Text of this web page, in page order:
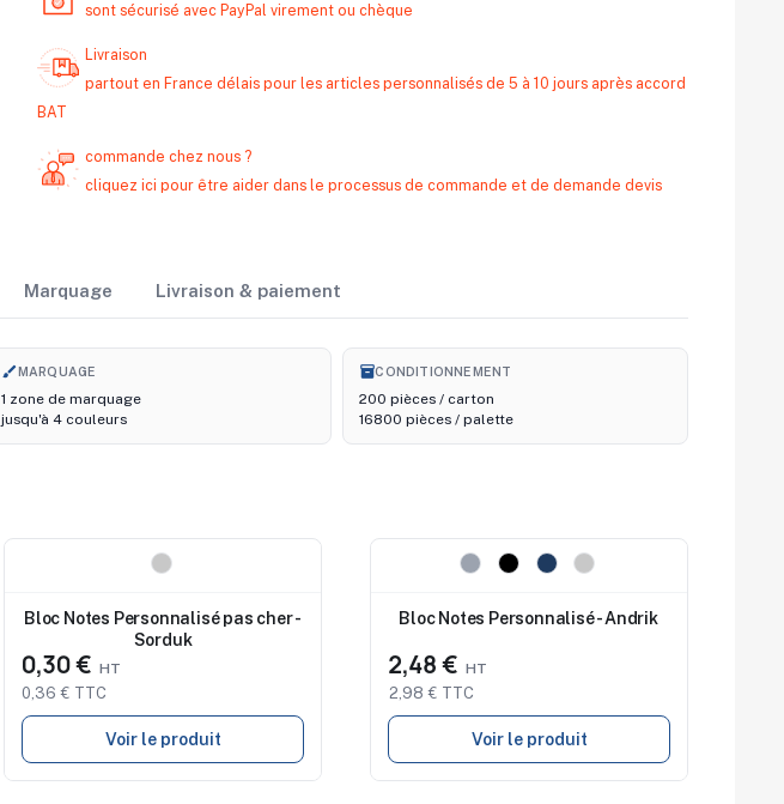
sont sécurisé avec PayPal virement ou chèque
Livraison
partout en France délais pour les articles personnalisés de 5 à 10 jours après accord
BAT
commande chez nous ?
cliquez ici pour être aider dans le processus de commande et de demande devis
Marquage Livraison & paiement
brushMARQUAGE
1 zone de marquage
jusqu'à 4 couleurs
inventory_2
CONDITIONNEMENT
200 pièces / carton
16800 pièces / palette
Bloc Notes Personnalisé pas cher -
Sorduk
0,30 €
0,36 € TTC
Voir le produit
Bloc Notes Personnalisé - Andrik
2,48 €
2,98 € TTC
Voir le produit